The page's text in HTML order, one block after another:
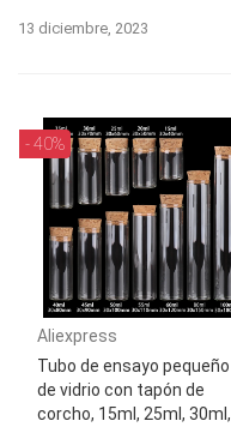
13 diciembre, 2023
- 40%
Aliexpress
Tubo de ensayo pequeño
de vidrio con tapón de
corcho, 15ml, 25ml, 30ml,